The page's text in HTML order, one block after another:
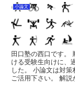
小論文
田口塾の西口です。
ける受験生向けに、
した。 小論文は対
ご活用下さい。 解説